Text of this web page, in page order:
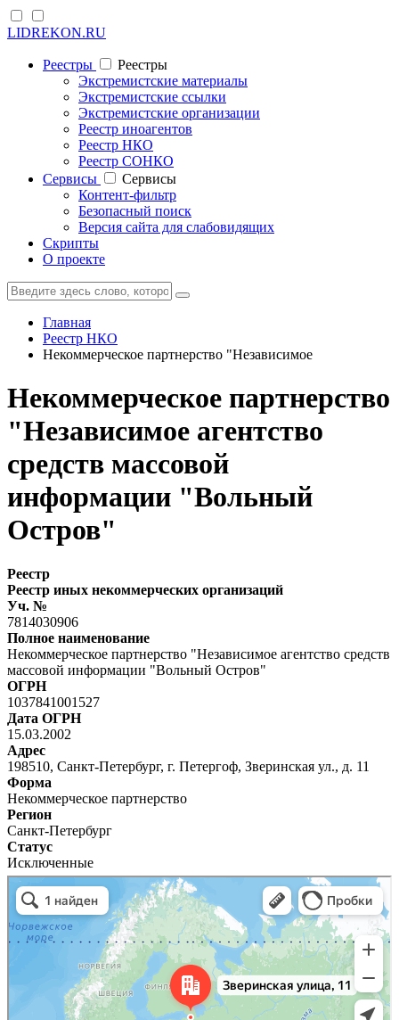
LIDREKON.RU
Реестры
Реестры
Экстремистские материалы
Экстремистские ссылки
Экстремистские организации
Реестр иноагентов
Реестр НКО
Реестр СОНКО
Cервисы
Cервисы
Контент-фильтр
Безопасный поиск
Версия сайта для слабовидящих
Скрипты
О проекте
Главная
Реестр НКО
Некоммерческое партнерство "Независимое
Некоммерческое партнерство
"Независимое агентство
средств массовой
информации "Вольный
Остров"
Реестр
Реестр иных некоммерческих организаций
Уч. №
7814030906
Полное наименование
Некоммерческое партнерство "Независимое агентство средств
массовой информации "Вольный Остров"
ОГРН
1037841001527
Дата ОГРН
15.03.2002
Адрес
198510, Санкт-Петербург, г. Петергоф, Зверинская ул., д. 11
Форма
Некоммерческое партнерство
Регион
Санкт-Петербург
Статус
Исключенные